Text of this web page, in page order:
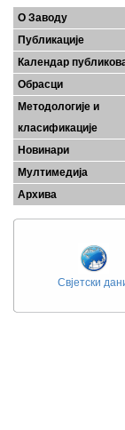
О Заводу
Публикације
Календар
Обрасци
Методологије и
класификације
Новинари
Мултимедија
Архива
Свјетски